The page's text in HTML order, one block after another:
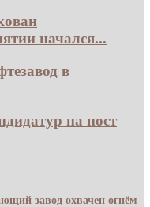
начался...
в
на пост
завод охвачен огнём